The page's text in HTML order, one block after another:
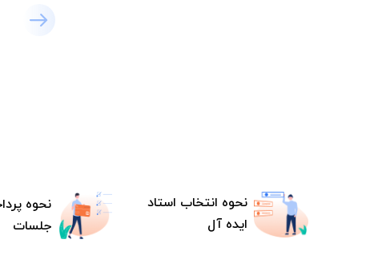
نحوه انتخاب استاد
ایده آل
نحوه
جلسات